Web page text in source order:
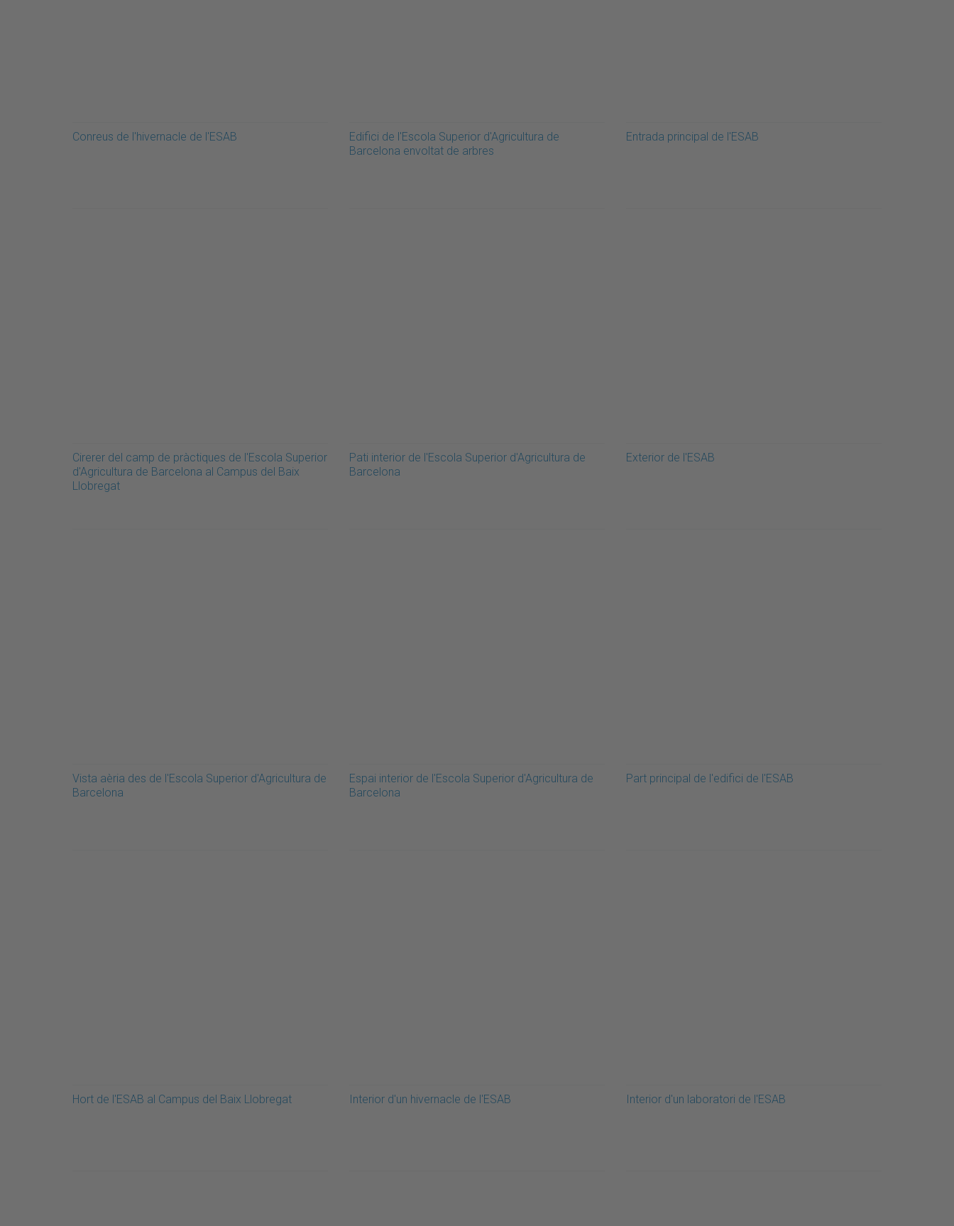
Conreus de l'hivernacle de l'ESAB
Edifici de l'Escola Superior d'Agricultura de
Barcelona envoltat de arbres
Entrada principal de l'ESAB
Cirerer del camp de pràctiques de l'Escola Superior
d'Agricultura de Barcelona al Campus del Baix
Llobregat
Pati interior de l'Escola Superior d'Agricultura de
Barcelona
Exterior de l'ESAB
Vista aèria des de l'Escola Superior d'Agricultura de
Barcelona
Espai interior de l'Escola Superior d'Agricultura de
Barcelona
Part principal de l'edifici de l'ESAB
Hort de l'ESAB al Campus del Baix Llobregat Interior d'un hivernacle de l'ESAB Interior d'un laboratori de l'ESAB